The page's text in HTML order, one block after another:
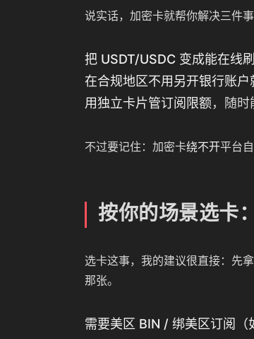
说实话，加密卡就帮你解决三件事
把 USDT/USDC 变成能在线
在合规地区不用另开银行账
用独立卡片管订阅限额，随时
不过要记住：加密卡绕不开平台
按你的场景选卡
选卡这事，我的建议很直接：先
那张。
需要美区 BIN / 绑美区订阅（